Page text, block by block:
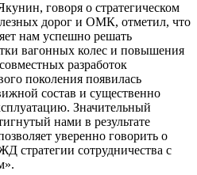
говоря о стратегическом
дорог и ОМК, отметил, что
нам успешно решать
вагонных колес и повышения
разработок
поколения появилась
состав и существенно
Значительный
нами в результате
уверенно говорить о
стратегии сотрудничества с